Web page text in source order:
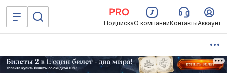
ПодпискаО компанииКонтактыАккаунт